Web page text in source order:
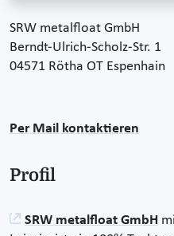
SRW metalfloat GmbH
Berndt-Ulrich-Scholz-Str. 1
04571 Rötha OT Espenhain
Per Mail kontaktieren
Profil
SRW metalfloat GmbH